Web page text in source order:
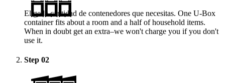
Elige la cantidad de contenedores que necesitas. One U-Box
container fits about a room and a half of household items.
When in doubt get an extra–we won't charge you if you don't
use it.
Step 02